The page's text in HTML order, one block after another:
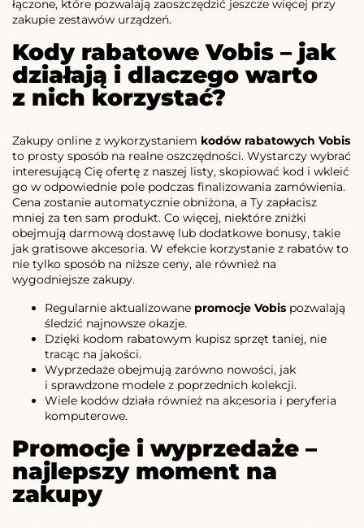
łączone, które pozwalają zaoszczędzić jeszcze więcej przy
zakupie zestawów urządzeń.
Kody rabatowe Vobis – jak
działają i dlaczego warto
z nich korzystać?
Zakupy online z wykorzystaniem kodów rabatowych Vobis
to prosty sposób na realne oszczędności. Wystarczy wybrać
interesującą Cię ofertę z naszej listy, skopiować kod i wkleić
go w odpowiednie pole podczas finalizowania zamówienia.
Cena zostanie automatycznie obniżona, a Ty zapłacisz
mniej za ten sam produkt. Co więcej, niektóre zniżki
obejmują darmową dostawę lub dodatkowe bonusy, takie
jak gratisowe akcesoria. W efekcie korzystanie z rabatów to
nie tylko sposób na niższe ceny, ale również na
wygodniejsze zakupy.
Regularnie aktualizowane promocje Vobis pozwalają
śledzić najnowsze okazje.
Dzięki kodom rabatowym kupisz sprzęt taniej, nie
tracąc na jakości.
Wyprzedaże obejmują zarówno nowości, jak
i sprawdzone modele z poprzednich kolekcji.
Wiele kodów działa również na akcesoria i peryferia
komputerowe.
Promocje i wyprzedaże –
najlepszy moment na
zakupy